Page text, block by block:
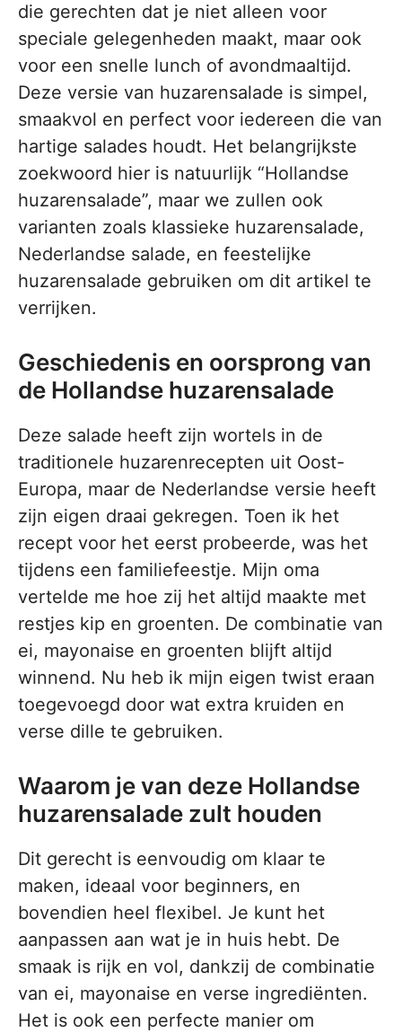
die gerechten dat je niet alleen voor
speciale gelegenheden maakt, maar ook
voor een snelle lunch of avondmaaltijd.
Deze versie van huzarensalade is simpel,
smaakvol en perfect voor iedereen die van
hartige salades houdt. Het belangrijkste
zoekwoord hier is natuurlijk “Hollandse
huzarensalade”, maar we zullen ook
varianten zoals klassieke huzarensalade,
Nederlandse salade, en feestelijke
huzarensalade gebruiken om dit artikel te
verrijken.
Geschiedenis en oorsprong van
de Hollandse huzarensalade
Deze salade heeft zijn wortels in de
traditionele huzarenrecepten uit Oost-
Europa, maar de Nederlandse versie heeft
zijn eigen draai gekregen. Toen ik het
recept voor het eerst probeerde, was het
tijdens een familiefeestje. Mijn oma
vertelde me hoe zij het altijd maakte met
restjes kip en groenten. De combinatie van
ei, mayonaise en groenten blijft altijd
winnend. Nu heb ik mijn eigen twist eraan
toegevoegd door wat extra kruiden en
verse dille te gebruiken.
Waarom je van deze Hollandse
huzarensalade zult houden
Dit gerecht is eenvoudig om klaar te
maken, ideaal voor beginners, en
bovendien heel flexibel. Je kunt het
aanpassen aan wat je in huis hebt. De
smaak is rijk en vol, dankzij de combinatie
van ei, mayonaise en verse ingrediënten.
Het is ook een perfecte manier om